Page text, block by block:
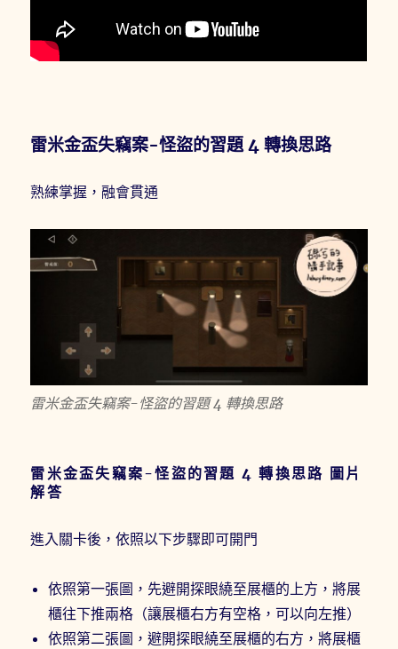
雷米金盃失竊案-怪盜的習題 4 轉換思路
熟練掌握，融會貫通
雷米金盃失竊案-怪盜的習題 4 轉換思路
雷米金盃失竊案-怪盜的習題 4 轉換思路 圖片
解答
進入關卡後，依照以下步驟即可開門
依照第一張圖，先避開探眼繞至展櫃的上方，將展
櫃往下推兩格（讓展櫃右方有空格，可以向左推）
依照第二張圖，避開探眼繞至展櫃的右方，將展櫃